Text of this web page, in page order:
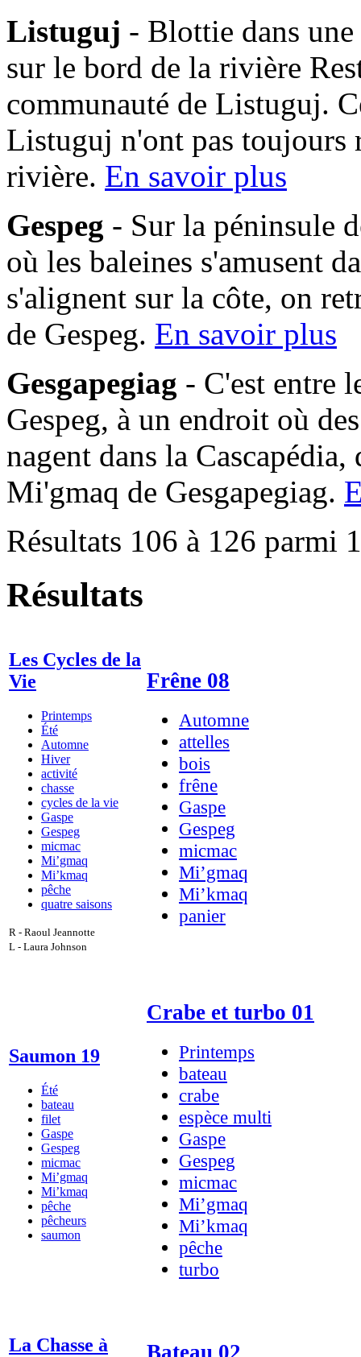
Listuguj - Blottie dans une
sur le bord de la rivière
communauté de Listuguj.
Listuguj n'ont pas toujours
rivière. En savoir plus
Gespeg - Sur la péninsule
où les baleines s'amusent
s'alignent sur la côte, on
de Gespeg. En savoir plus
Gesgapegiag - C'est entre
Gespeg, à un endroit où
nagent dans la
Mi'gmaq de Gesgapegiag.
Résultats 106 à 126 parmi
Résultats
Les Cycles de la
Vie
Printemps
Été
Automne
Hiver
activité
chasse
cycles de la vie
Gaspe
Gespeg
micmac
Mi’gmaq
Mi’kmaq
pêche
quatre saisons
R - Raoul Jeannotte
L - Laura Johnson
Frêne 08
Automne
attelles
bois
frêne
Gaspe
Gespeg
micmac
Mi’gmaq
Mi’kmaq
panier
Saumon 19
Été
bateau
filet
Gaspe
Gespeg
micmac
Mi’gmaq
Mi’kmaq
pêche
pêcheurs
saumon
Crabe et turbo 01
Printemps
bateau
crabe
espèce multi
Gaspe
Gespeg
micmac
Mi’gmaq
Mi’kmaq
pêche
turbo
La Chasse à
Bateau 02